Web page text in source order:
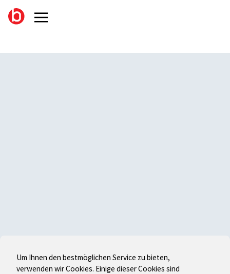
Um Ihnen den bestmöglichen Service zu bieten,
verwenden wir Cookies. Einige dieser Cookies sind